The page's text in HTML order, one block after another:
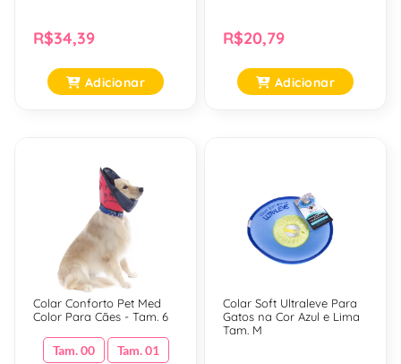
R$34,39
Adicionar
R$20,79
Adicionar
Colar Conforto Pet Med
Color Para Cães - Tam. 6
Tam. 00
Tam. 01
Colar Soft Ultraleve Para
Gatos na Cor Azul e Lima
Tam. M